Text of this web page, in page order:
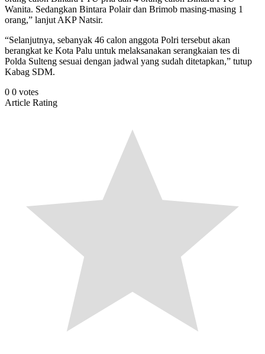
Wanita. Sedangkan Bintara Polair dan Brimob masing-masing 1
orang,” lanjut AKP Natsir.
“Selanjutnya, sebanyak 46 calon anggota Polri tersebut akan
berangkat ke Kota Palu untuk melaksanakan serangkaian tes di
Polda Sulteng sesuai dengan jadwal yang sudah ditetapkan,” tutup
Kabag SDM.
0 0 votes
Article Rating